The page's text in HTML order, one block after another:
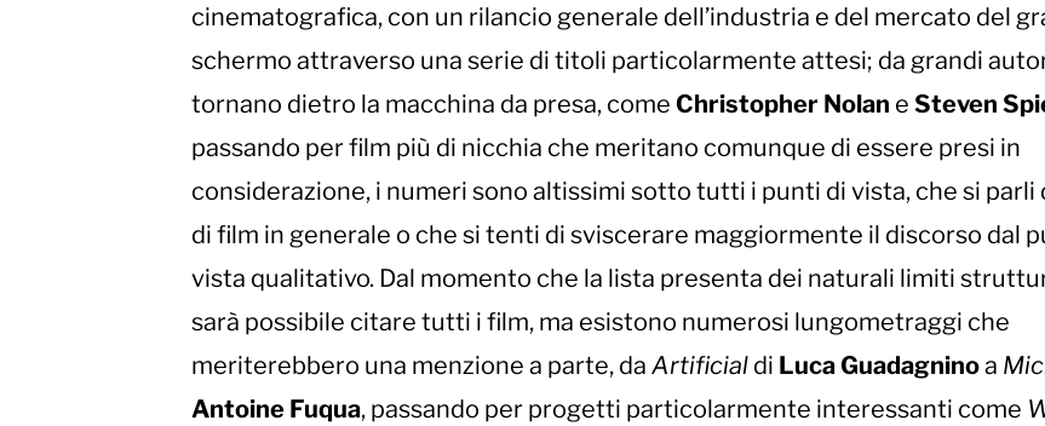
cinematografica, con un rilancio generale dell’industria e del mercato del
schermo attraverso una serie di titoli particolarmente attesi; da grandi
tornano dietro la macchina da presa, come Christopher Nolan e Steven
passando per film più di nicchia che meritano comunque di essere presi in
considerazione, i numeri sono altissimi sotto tutti i punti di vista, che si parli
di film in generale o che si tenti di sviscerare maggiormente il discorso dal
vista qualitativo. Dal momento che la lista presenta dei naturali limiti
sarà possibile citare tutti i film, ma esistono numerosi lungometraggi che
meriterebbero una menzione a parte, da Artificial di Luca Guadagninoa
Antoine Fuqua, passando per progetti particolarmente interessanti come